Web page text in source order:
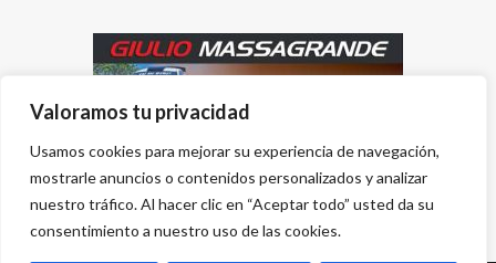
Valoramos tu privacidad
Usamos cookies para mejorar su experiencia de navegación,
mostrarle anuncios o contenidos personalizados y analizar
nuestro tráfico. Al hacer clic en “Aceptar todo” usted da su
consentimiento a nuestro uso de las cookies.